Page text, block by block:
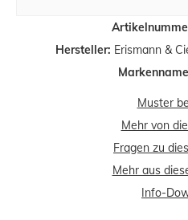
Hersteller: Erismann &
Muster
Mehr von
Fragen zu
Mehr aus
Info-